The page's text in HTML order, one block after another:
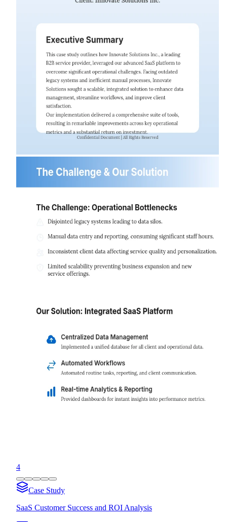
4
Case Study
SaaS Customer Success and ROI Analysis